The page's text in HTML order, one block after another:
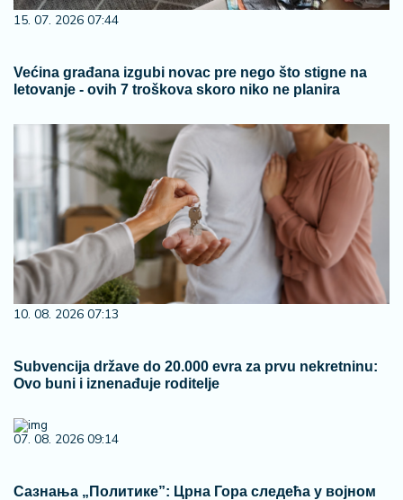
15. 07. 2026 07:44
Većina građana izgubi novac pre nego što stigne na
letovanje - ovih 7 troškova skoro niko ne planira
10. 08. 2026 07:13
Subvencija države do 20.000 evra za prvu nekretninu:
Ovo buni i iznenađuje roditelje
07. 08. 2026 09:14
Сазнања „Политике”: Црна Гора следећа у војном